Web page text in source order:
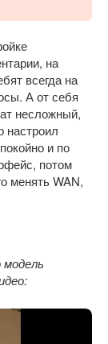
на
всегда на
А от себя
несложный,
настроил
и по
потом
менять WAN,